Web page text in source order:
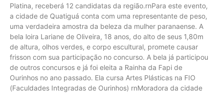
Platina, receberá 12 candidatas da região.rnPara este evento,
a cidade de Quatiguá conta com uma representante de peso,
uma verdadeira amostra da beleza da mulher paranaense. A
bela loira Lariane de Oliveira, 18 anos, do alto de seus 1,80m
de altura, olhos verdes, e corpo escultural, promete causar
frisson com sua participação no concurso. A bela já participou
de outros concursos e já foi eleita a Rainha da Fapi de
Ourinhos no ano passado. Ela cursa Artes Plásticas na FIO
(Faculdades Integradas de Ourinhos) rnMoradora da cidade